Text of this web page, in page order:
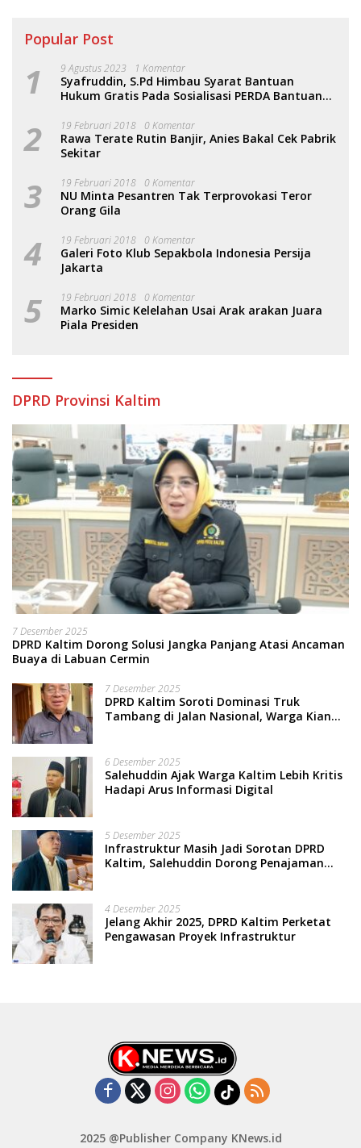
Popular Post
1 9 Agustus 2023 1 Komentar
Syafruddin, S.Pd Himbau Syarat Bantuan
Hukum Gratis Pada Sosialisasi PERDA Bantuan
2 19 Februari 2018 0 Komentar
Rawa Terate Rutin Banjir, Anies Bakal Cek Pabrik
Sekitar
3 19 Februari 2018 0 Komentar
NU Minta Pesantren Tak Terprovokasi Teror
Orang Gila
4 19 Februari 2018 0 Komentar
Galeri Foto Klub Sepakbola Indonesia Persija
Jakarta
5 19 Februari 2018 0 Komentar
Marko Simic Kelelahan Usai Arak arakan Juara
Piala Presiden
DPRD Provinsi Kaltim
7 Desember 2025
DPRD Kaltim Dorong Solusi Jangka Panjang Atasi Ancaman
Buaya di Labuan Cermin
7 Desember 2025
DPRD Kaltim Soroti Dominasi Truk
Tambang di Jalan Nasional, Warga Kian
6 Desember 2025
Salehuddin Ajak Warga Kaltim Lebih Kritis
Hadapi Arus Informasi Digital
5 Desember 2025
Infrastruktur Masih Jadi Sorotan DPRD
Kaltim, Salehuddin Dorong Penajaman
4 Desember 2025
Jelang Akhir 2025, DPRD Kaltim Perketat
Pengawasan Proyek Infrastruktur
2025 @Publisher Company KNews.id